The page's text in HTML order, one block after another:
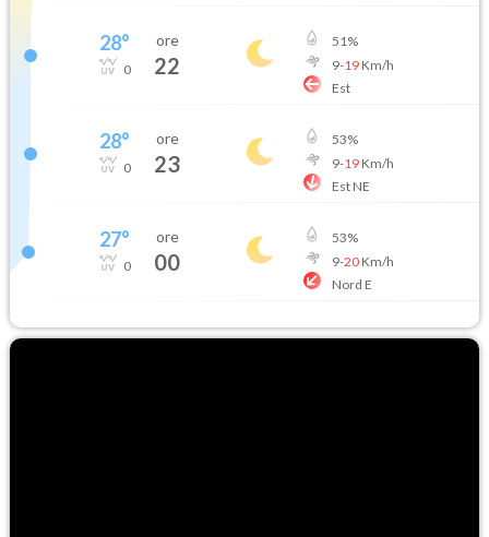
28°
0
ore
22
51%
9-19Km/h
Est
28°
0
ore
23
53%
9-19Km/h
Est NE
27°
0
ore
00
53%
9-20Km/h
Nord E